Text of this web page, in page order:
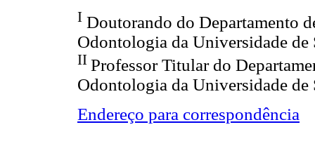
I Doutorando do Departamento
Odontologia da Universidade de
II Professor Titular do
Odontologia da Universidade de
Endereço para correspondência